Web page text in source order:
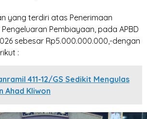
yang terdiri atas Penerimaan
Pembiayaan, pada APBD
sebesar Rp5.000.000.000,-dengan
:
411-12/GS Sedikit Mengulas
Ahad Kliwon